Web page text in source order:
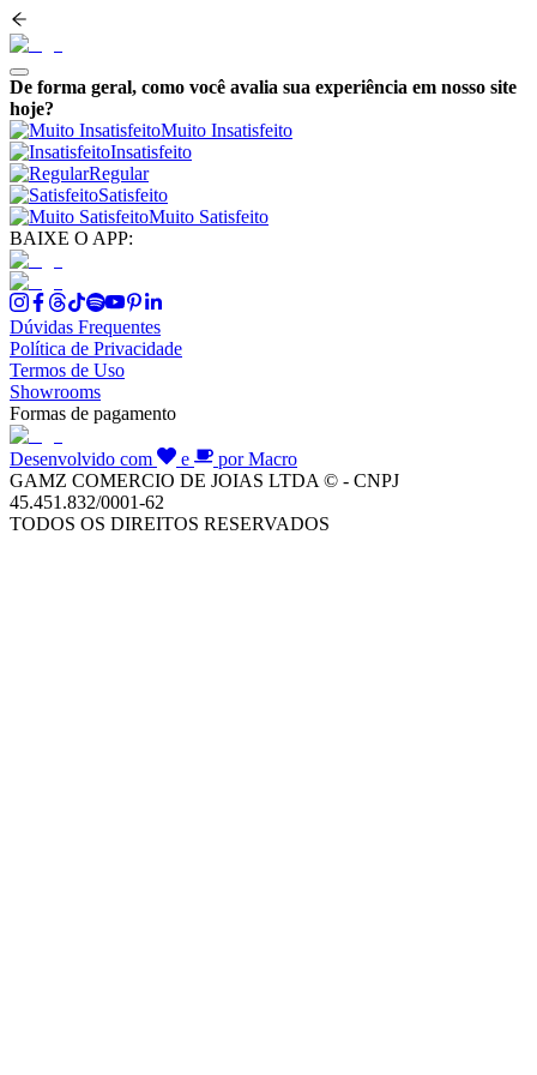
De forma geral, como você avalia sua experiência em nosso site
hoje?
Muito Insatisfeito
Insatisfeito
Regular
Satisfeito
Muito Satisfeito
BAIXE O APP:
Dúvidas Frequentes
Política de Privacidade
Termos de Uso
Showrooms
Formas de pagamento
Desenvolvido com e
por Macro
GAMZ COMERCIO DE JOIAS LTDA © - CNPJ
45.451.832/0001-62
TODOS OS DIREITOS RESERVADOS